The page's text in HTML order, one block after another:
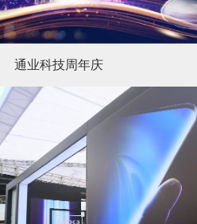
通业科技周年庆